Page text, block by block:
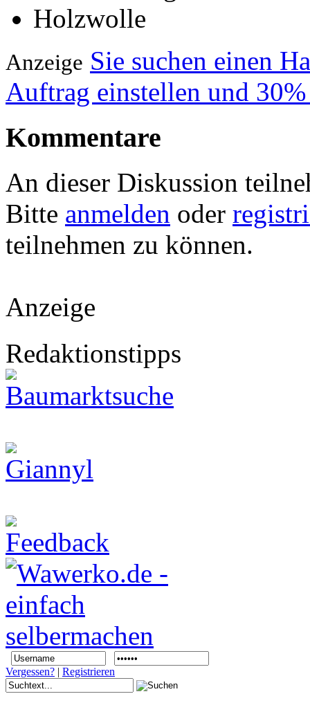
Holzwolle
Anzeige Sie suchen einen
Auftrag einstellen und
Kommentare
An dieser Diskussion
Bitte anmelden oder
teilnehmen zu können.
Anzeige
Redaktionstipps
Vergessen? | Registrieren